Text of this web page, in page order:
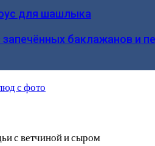
для шашлыка
запечённых баклажанов и
с ветчиной и сыром